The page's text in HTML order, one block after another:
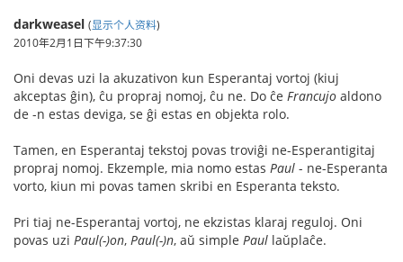
darkweasel (显示个人资料)
2010年2月1日下午9:37:30
Oni devas uzi la akuzativon kun Esperantaj vortoj (kiuj
akceptas ĝin), ĉu propraj nomoj, ĉu ne. Do ĉe Francujo aldono
de -n estas deviga, se ĝi estas en objekta rolo.
Tamen, en Esperantaj tekstoj povas troviĝi ne-Esperantigitaj
propraj nomoj. Ekzemple, mia nomo estas Paul - ne-Esperanta
vorto, kiun mi povas tamen skribi en Esperanta teksto.
Pri tiaj ne-Esperantaj vortoj, ne ekzistas klaraj reguloj. Oni
povas uzi Paul(-)on, Paul(-)n, aŭ simple Paul laŭplaĉe.